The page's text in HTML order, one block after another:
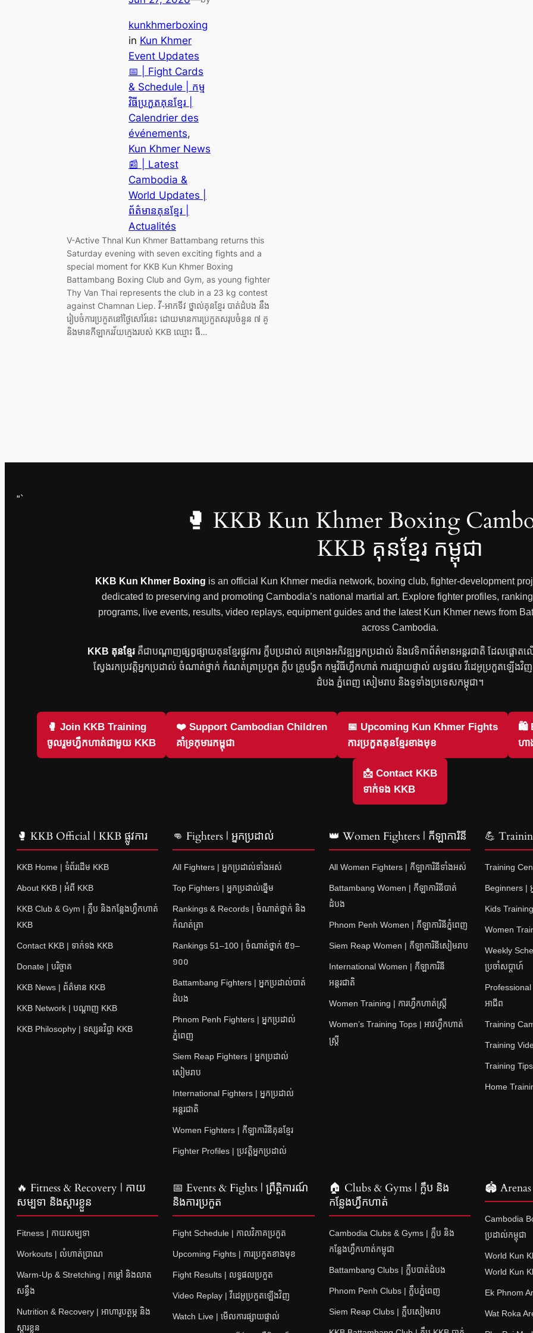
kunkhmerboxing
in Kun Khmer
Event Updates
📅 | Fight Cards
& Schedule | កម្ម
វិធីប្រកួតគុនខ្មែរ |
Calendrier des
événements
Kun Khmer News
📰 | Latest
Cambodia &
World Updates |
ព័ត៌មានគុនខ្មែរ |
Actualités
V-Active Thnal Kun Khmer Battambang returns this
Saturday evening with seven exciting fights and a
special moment for KKB Kun Khmer Boxing
Battambang Boxing Club and Gym, as young fighter
Thy Van Thai represents the club in a 23 kg contest
against Chamnan Liep. វី-អាកទីវ ថ្នាល់គុនខ្មែរ បាត់ដំបង នឹង
រៀបចំការប្រកួតនៅថ្ងៃសៅរ៍នេះ ដោយមានការប្រកួតសរុបចំនួន ៧ គូ
និងមានកីឡាករវ័យក្មេងរបស់ KKB ឈ្មោះ ធី…
“`
🥊 KKB Kun Khmer Boxing
KKB គុនខ្មែរ កម្ពុជា
KKB Kun Khmer Boxing is an official Kun Khmer media network, boxing club, fighter-development
dedicated to preserving and promoting Cambodia’s national martial art. Explore fighter profiles,
programs, live events, results, video replays, equipment guides and the latest Kun Khmer news from
across Cambodia.
KKB គុនខ្មែរ គឺជាបណ្តាញផ្សព្វផ្សាយគុនខ្មែរផ្លូវការ ក្លឹបប្រដាល់ គម្រោងអភិវឌ្ឍអ្នកប្រដាល់ និងវេទិកាព័ត៌មានអន្តរជាតិ ដែលផ្តោ
ស្វែងរកប្រវត្តិអ្នកប្រដាល់ ចំណាត់ថ្នាក់ កំណត់ត្រាប្រកួត ក្លឹប គ្រូបង្វឹក កម្មវិធីហ្វឹកហាត់ ការផ្សាយផ្ទាល់ លទ្ធផល វីដេអូប្រកួតឡើង
ដំបង ភ្នំពេញ សៀមរាប និងទូទាំងប្រទេសកម្ពុជា។
🥊 Join KKB Training
ចូលរួមហ្វឹកហាត់ជាមួយ KKB
❤️ Support Cambodian Children
គាំទ្រកុមារកម្ពុជា
📅 Upcoming Kun Khmer Fights
ការប្រកួតគុនខ្មែរខាងមុខ
🛍
ហា
📩 Contact KKB
ទាក់ទង KKB
🥊 KKB Official | KKB ផ្លូវការ
KKB Home | ទំព័រដើម KKB
About KKB | អំពី KKB
KKB Club & Gym | ក្លឹប និងកន្លែងហ្វឹកហាត់
KKB
Contact KKB | ទាក់ទង KKB
Donate | បរិច្ចាគ
KKB News | ព័ត៌មាន KKB
KKB Network | បណ្តាញ KKB
KKB Philosophy | ទស្សនវិជ្ជា KKB
👊 Fighters | អ្នកប្រដាល់
All Fighters | អ្នកប្រដាល់ទាំងអស់
Top Fighters | អ្នកប្រដាល់ឆ្នើម
Rankings & Records | ចំណាត់ថ្នាក់ និង
កំណត់ត្រា
Rankings 51–100 | ចំណាត់ថ្នាក់ ៥១–
១០០
Battambang Fighters | អ្នកប្រដាល់បាត់
ដំបង
Phnom Penh Fighters | អ្នកប្រដាល់
ភ្នំពេញ
Siem Reap Fighters | អ្នកប្រដាល់
សៀមរាប
International Fighters | អ្នកប្រដាល់
អន្តរជាតិ
Women Fighters | កីឡាការិនីគុនខ្មែរ
Fighter Profiles | ប្រវត្តិអ្នកប្រដាល់
👑 Women Fighters | កីឡាការិនី
All Women Fighters | កីឡាការិនីទាំងអស់
Battambang Women | កីឡាការិនីបាត់
ដំបង
Phnom Penh Women | កីឡាការិនីភ្នំពេញ
Siem Reap Women | កីឡាការិនីសៀមរាប
International Women | កីឡាការិនី
អន្តរជាតិ
Women Training | ការហ្វឹកហាត់ស្ត្រី
Women’s Training Tops | អាវហ្វឹកហាត់
ស្ត្រី
💪
Training
Beginners | អ្
Kids
Women
Weekly
ប្រចាំសប្តាហ៍
Professional
អាជីព
Training
Training
Training
Home
🔥 Fitness & Recovery | កាយ
សម្បទា និងស្តារខ្លួន
Fitness | កាយសម្បទា
Workouts | លំហាត់ប្រាណ
Warm-Up & Stretching | កម្តៅ និងលាត
សន្ធឹង
Nutrition & Recovery | អាហារូបត្ថម្ភ និង
ស្តារខ្លួន
📅 Events & Fights | ព្រឹត្តិការណ៍
និងការប្រកួត
Fight Schedule | កាលវិភាគប្រកួត
Upcoming Fights | ការប្រកួតខាងមុខ
Fight Results | លទ្ធផលប្រកួត
Video Replay | វីដេអូប្រកួតឡើងវិញ
Watch Live | មើលការផ្សាយផ្ទាល់
🏠 Clubs & Gyms | ក្លឹប និង
កន្លែងហ្វឹកហាត់
Cambodia Clubs & Gyms | ក្លឹប និង
កន្លែងហ្វឹកហាត់កម្ពុជា
Battambang Clubs | ក្លឹបបាត់ដំបង
Phnom Penh Clubs | ក្លឹបភ្នំពេញ
Siem Reap Clubs | ក្លឹបសៀមរាប
🏟 Arenas
Cambodia
ប្រដាល់កម្ពុជា
World Kun
World Kun
Ek Phnom
Wat Roka